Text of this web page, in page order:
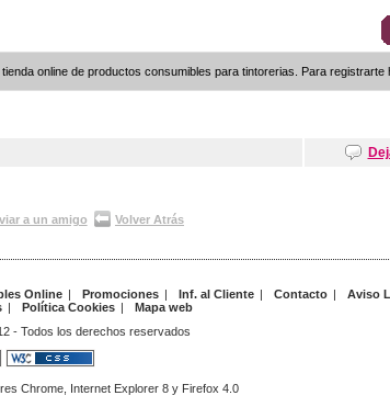
online de productos consumibles para tintorerias. Para registrarte
a un amigo Volver Atrás
Online | Promociones | Inf. al Cliente | Contacto | Aviso
| Política Cookies |
Mapa web
- Todos los derechos reservados
Chrome, Internet Explorer 8 y Firefox 4.0